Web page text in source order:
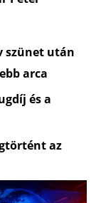
szünet után
arca
és a
az